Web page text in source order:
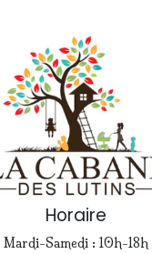
Horaire
Mardi-Samedi : 10h-18h